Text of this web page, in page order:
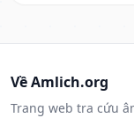
Về Amlich.org
Trang web tra cứu